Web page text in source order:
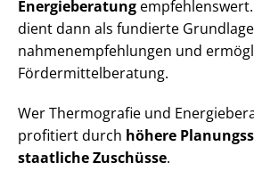
Energieberatung
dient dann als fundierte
nah­men­emp­feh­lun­gen und
För­der­mit­tel­be­ra­tung.
Wer Thermografie und
profitiert durch höhere
staatliche Zuschüsse.